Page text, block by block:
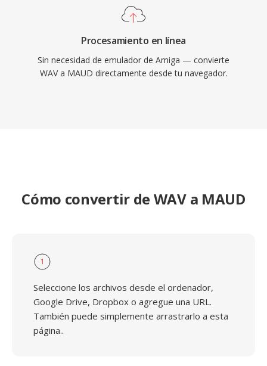
Procesamiento en línea
Sin necesidad de emulador de Amiga — convierte
WAV a MAUD directamente desde tu navegador.
Cómo convertir de WAV a MAUD
1
Seleccione los archivos desde el ordenador,
Google Drive, Dropbox o agregue una URL.
También puede simplemente arrastrarlo a esta
página..